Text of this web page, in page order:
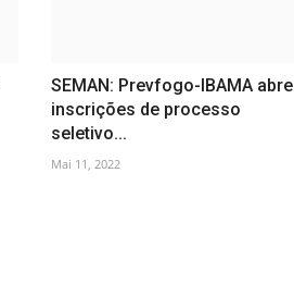
SEMAN: Prevfogo-IBAMA abre
inscrições de processo
seletivo...
Mai 11, 2022